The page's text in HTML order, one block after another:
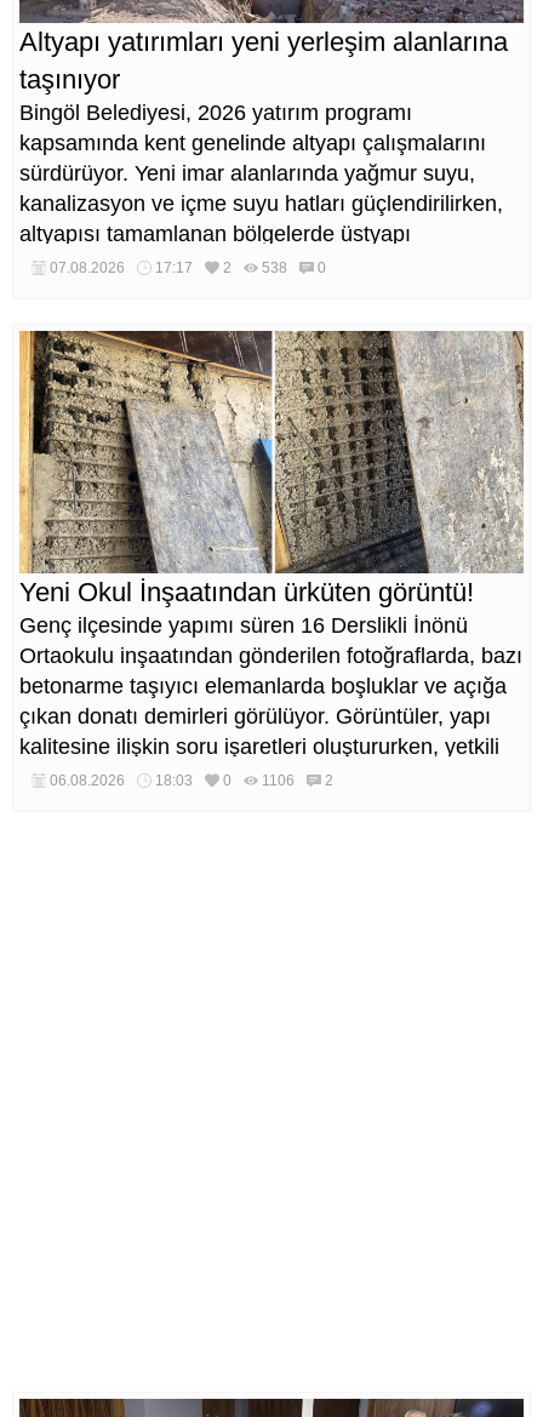
Altyapı yatırımları yeni yerleşim alanlarına
taşınıyor
Bingöl Belediyesi, 2026 yatırım programı
kapsamında kent genelinde altyapı çalışmalarını
sürdürüyor. Yeni imar alanlarında yağmur suyu,
kanalizasyon ve içme suyu hatları güçlendirilirken,
altyapısı tamamlanan bölgelerde üstyapı
düzenlemeleri de eş zamanlı yürütülüyor.
07.08.2026 17:17 2 538 0
Yeni Okul İnşaatından ürküten görüntü!
Genç ilçesinde yapımı süren 16 Derslikli İnönü
Ortaokulu inşaatından gönderilen fotoğraflarda, bazı
betonarme taşıyıcı elemanlarda boşluklar ve açığa
çıkan donatı demirleri görülüyor. Görüntüler, yapı
kalitesine ilişkin soru işaretleri oluştururken, yetkili
kurumların teknik inceleme yapması çağrısı yapıldı.
06.08.2026 18:03 0 1106 2